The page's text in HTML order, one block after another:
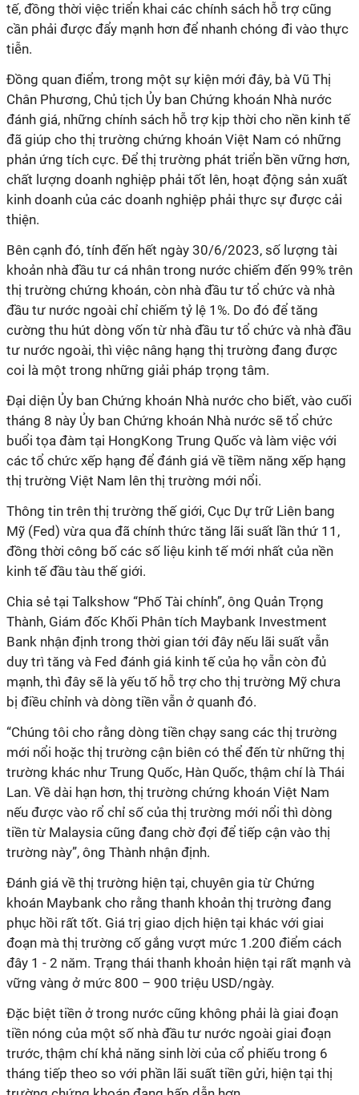
tế, đồng thời việc triển khai các chính sách hỗ trợ cũng
cần phải được đẩy mạnh hơn để nhanh chóng đi vào thực
tiễn.
Đồng quan điểm, trong một sự kiện mới đây, bà Vũ Thị
Chân Phương, Chủ tịch Ủy ban Chứng khoán Nhà nước
đánh giá, những chính sách hỗ trợ kịp thời cho nền kinh tế
đã giúp cho thị trường chứng khoán Việt Nam có những
phản ứng tích cực. Để thị trường phát triển bền vững hơn,
chất lượng doanh nghiệp phải tốt lên, hoạt động sản xuất
kinh doanh của các doanh nghiệp phải thực sự được cải
thiện.
Bên cạnh đó, tính đến hết ngày 30/6/2023, số lượng tài
khoản nhà đầu tư cá nhân trong nước chiếm đến 99% trên
thị trường chứng khoán, còn nhà đầu tư tổ chức và nhà
đầu tư nước ngoài chỉ chiếm tỷ lệ 1%. Do đó để tăng
cường thu hút dòng vốn từ nhà đầu tư tổ chức và nhà đầu
tư nước ngoài, thì việc nâng hạng thị trường đang được
coi là một trong những giải pháp trọng tâm.
Đại diện Ủy ban Chứng khoán Nhà nước cho biết, vào cuối
tháng 8 này Ủy ban Chứng khoán Nhà nước sẽ tổ chức
buổi tọa đàm tại HongKong Trung Quốc và làm việc với
các tổ chức xếp hạng để đánh giá về tiềm năng xếp hạng
thị trường Việt Nam lên thị trường mới nổi.
Thông tin trên thị trường thế giới, Cục Dự trữ Liên bang
Mỹ (Fed) vừa qua đã chính thức tăng lãi suất lần thứ 11,
đồng thời công bố các số liệu kinh tế mới nhất của nền
kinh tế đầu tàu thế giới.
Chia sẻ tại Talkshow “Phố Tài chính”, ông Quản Trọng
Thành, Giám đốc Khối Phân tích Maybank Investment
Bank nhận định trong thời gian tới đây nếu lãi suất vẫn
duy trì tăng và Fed đánh giá kinh tế của họ vẫn còn đủ
mạnh, thì đây sẽ là yếu tố hỗ trợ cho thị trường Mỹ chưa
bị điều chỉnh và dòng tiền vẫn ở quanh đó.
“Chúng tôi cho rằng dòng tiền chạy sang các thị trường
mới nổi hoặc thị trường cận biên có thể đến từ những thị
trường khác như Trung Quốc, Hàn Quốc, thậm chí là Thái
Lan. Về dài hạn hơn, thị trường chứng khoán Việt Nam
nếu được vào rổ chỉ số của thị trường mới nổi thì dòng
tiền từ Malaysia cũng đang chờ đợi để tiếp cận vào thị
trường này”, ông Thành nhận định.
Đánh giá về thị trường hiện tại, chuyên gia từ Chứng
khoán Maybank cho rằng thanh khoản thị trường đang
phục hồi rất tốt. Giá trị giao dịch hiện tại khác với giai
đoạn mà thị trường cố gắng vượt mức 1.200 điểm cách
đây 1 - 2 năm. Trạng thái thanh khoản hiện tại rất mạnh và
vững vàng ở mức 800 – 900 triệu USD/ngày.
Đặc biệt tiền ở trong nước cũng không phải là giai đoạn
tiền nóng của một số nhà đầu tư nước ngoài giai đoạn
trước, thậm chí khả năng sinh lời của cổ phiếu trong 6
tháng tiếp theo so với phần lãi suất tiền gửi, hiện tại thị